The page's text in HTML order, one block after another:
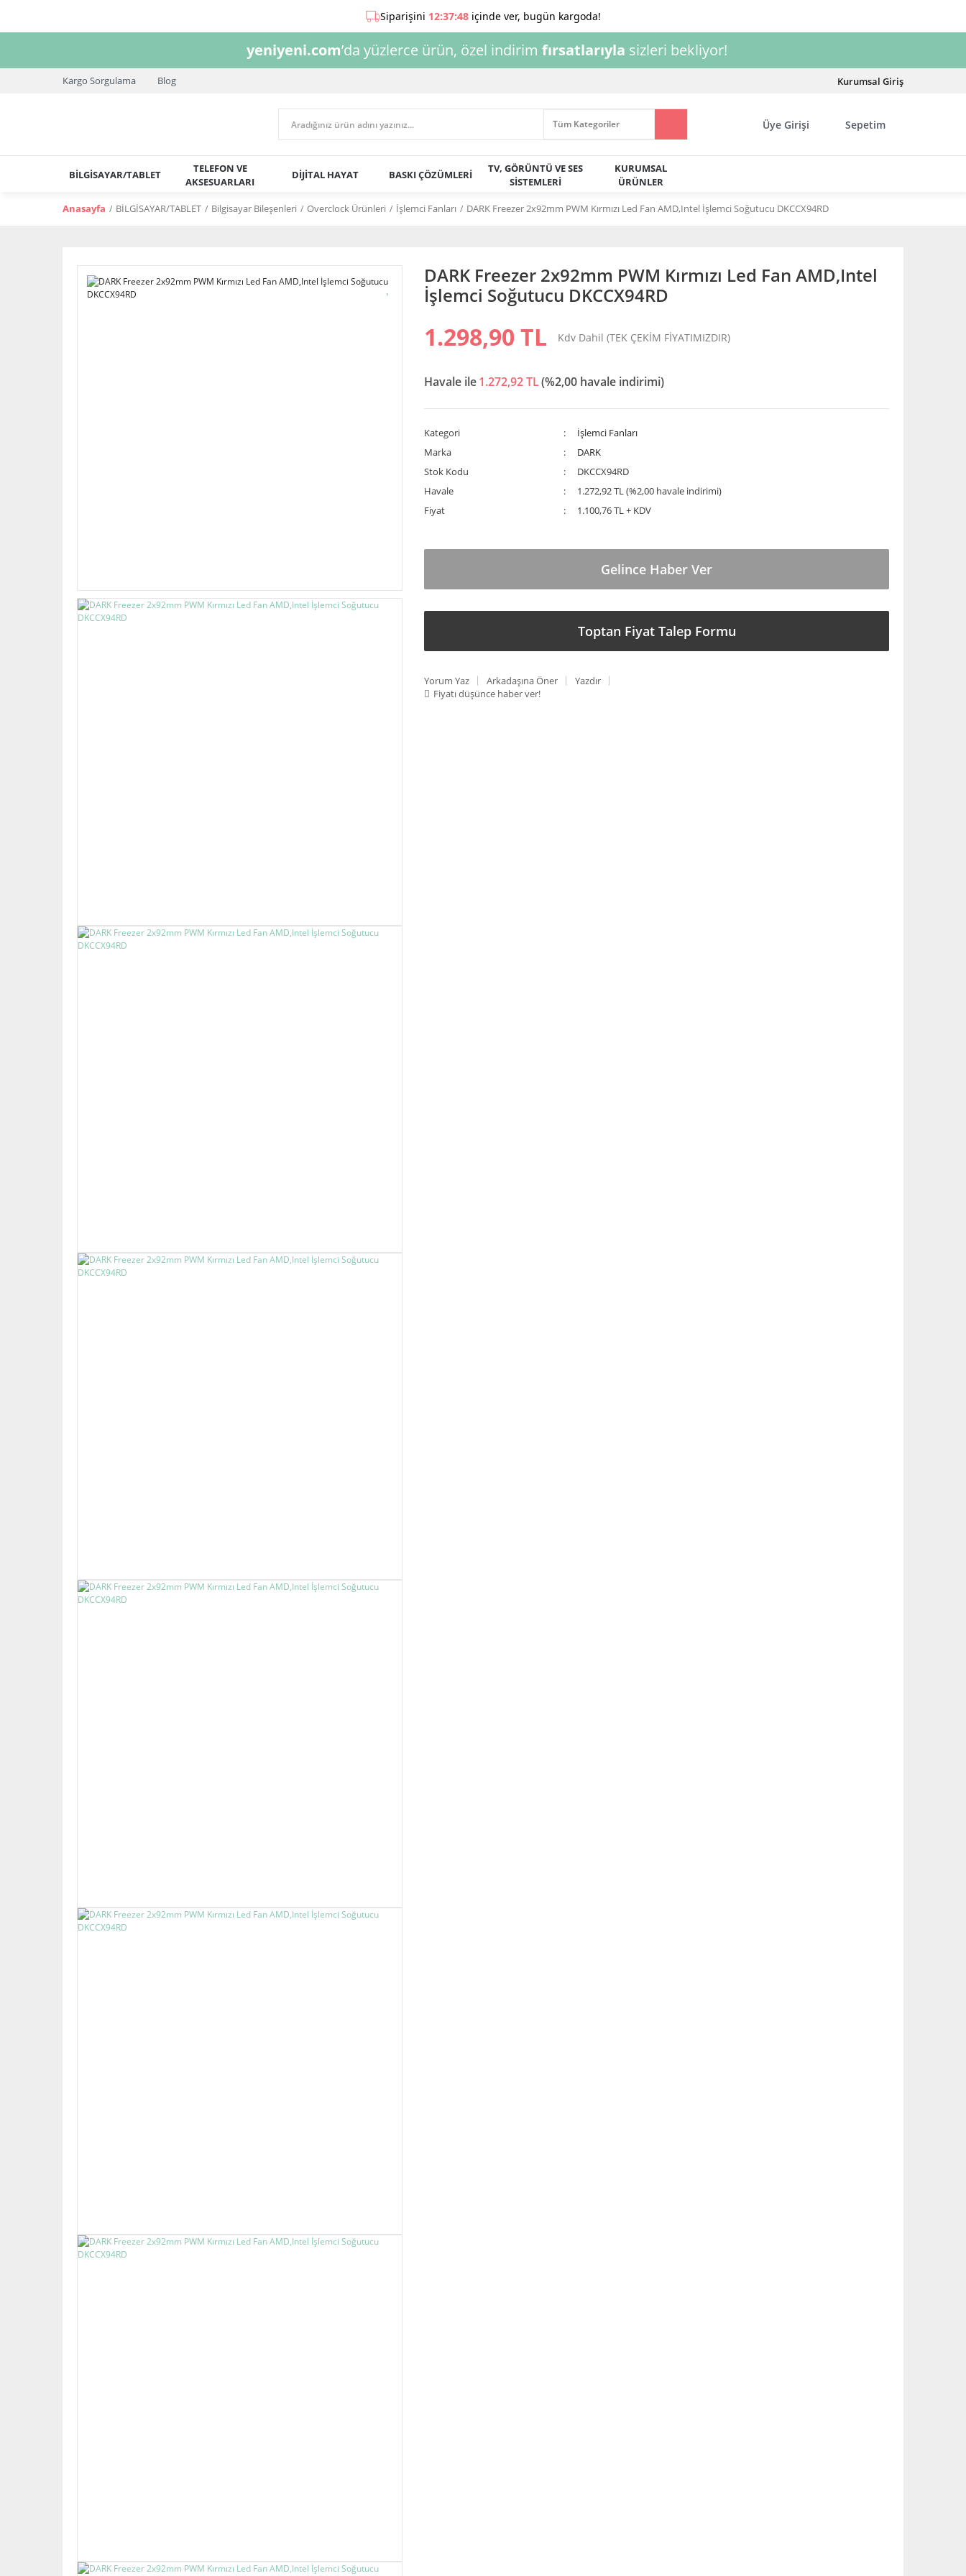
yeniyeni.com’da yüzlerce ürün, özel indirim fırsatlarıyla sizleri bekliyor!
Kargo Sorgulama Blog Kurumsal Giriş
Üye Girişi Sepetim
BİLGİSAYAR/TABLET
TELEFON VE
AKSESUARLARI
DİJİTAL HAYAT BASKI ÇÖZÜMLERİ
TV, GÖRÜNTÜ VE SES
SİSTEMLERİ
KURUMSAL
ÜRÜNLER
Anasayfa BİLGİSAYAR/TABLET Bilgisayar Bileşenleri Overclock Ürünleri İşlemci Fanları DARK Freezer 2x92mm PWM Kırmızı Led Fan AMD,Intel İşlemci Soğutucu DKCCX94RD
DARK Freezer 2x92mm PWM Kırmızı Led Fan AMD,Intel
İşlemci Soğutucu DKCCX94RD
1.298,90 TL Kdv Dahil (TEK ÇEKİM FİYATIMIZDIR)
Havale ile1.272,92 TL(%2,00 havale indirimi)
Kategori
İşlemci Fanları
Marka
DARK
Stok Kodu
DKCCX94RD
Havale
1.272,92 TL (%2,00 havale indirimi)
Fiyat
1.100,76 TL + KDV
Gelince Haber Ver
Toptan Fiyat Talep Formu
Yorum Yaz Arkadaşına Öner
Yazdır
Fiyatı düşünce haber ver!